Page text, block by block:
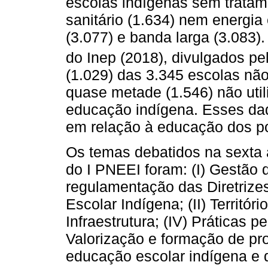
sanitário (1.634) nem
(3.077) e banda larga
do Inep (2018), divulgados
(1.029) das 3.345 escolas
quase metade (1.546) não
educação indígena. Esses
em relação à educação dos
Os temas debatidos na
do I PNEEI foram: (I) Gestão
regulamentação das
Escolar Indígena; (II)
Infraestrutura; (IV) Práticas
Valorização e formação de
educação escolar indígena e